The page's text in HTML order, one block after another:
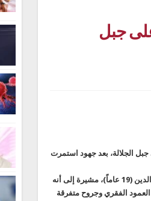
جبل
الجلالة، بعد جهود استمرت
وكشفت التحريات أن المصاب هو طالب بالجامعة الألمانية في القاهرة يدعى لؤي جلال الدين (19 عاماً)، مشيرة إلى أنه
الفقري وجروح متفرقة